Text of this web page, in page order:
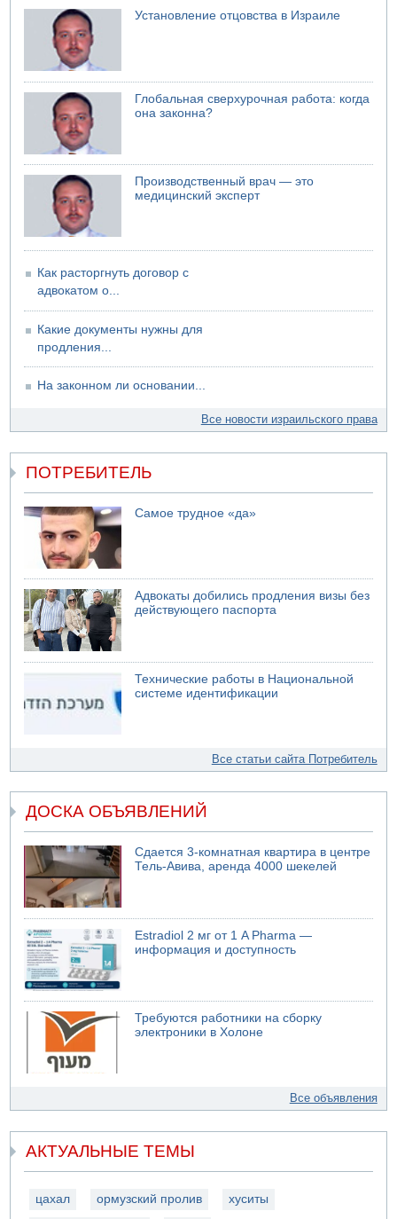
04.08.2026 08:45
Атака на склады в Подмосковье и Ленинградской
области
04.08.2026 06:53
04.08.2026 06:10
Пожар в квартире в Ашдоде
Установление отцовства в Израиле
Глобальная сверхурочная работа: когда
она законна?
Производственный врач — это
медицинский эксперт
Как расторгнуть договор с
адвокатом о...
Какие документы нужны для
продления...
На законном ли основании...
Все новости израильского права
ПОТРЕБИТЕЛЬ
Самое трудное «да»
Адвокаты добились продления визы без
действующего паспорта
Технические работы в Национальной
системе идентификации
Все статьи сайта Потребитель
ДОСКА ОБЪЯВЛЕНИЙ
Сдается 3-комнатная квартира в центре
Тель-Авива, аренда 4000 шекелей
Estradiol 2 мг от 1 A Pharma —
информация и доступность
Требуются работники на сборку
электроники в Холоне
Все объявления
АКТУАЛЬНЫЕ ТЕМЫ
цахал ормузский пролив хуситы